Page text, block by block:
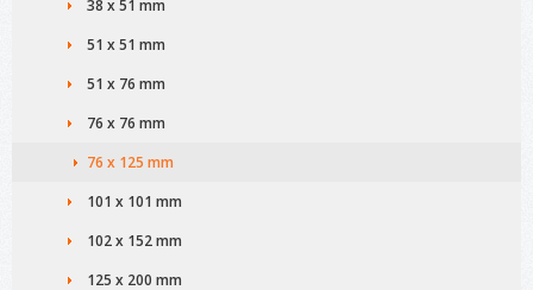
38 x 51 mm
51 x 51 mm
51 x 76 mm
76 x 76 mm
76 x 125 mm
101 x 101 mm
102 x 152 mm
125 x 200 mm